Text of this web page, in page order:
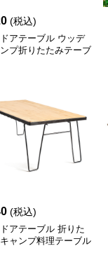
(税込)
アテーブル ウッデ
プ折りたたみテーブ
(税込)
アテーブル 折りた
ャンプ料理テーブル